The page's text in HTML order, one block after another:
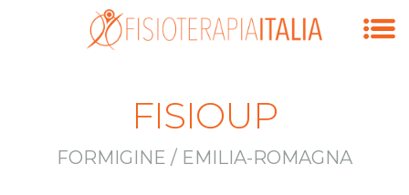
FISIOUP
FORMIGINE / EMILIA-ROMAGNA